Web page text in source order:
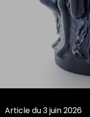
Article du 3 juin 2026